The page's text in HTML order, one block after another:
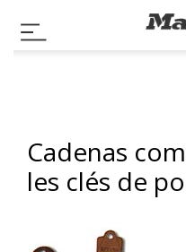
Basculer la navigation
Cadenas
les clés de